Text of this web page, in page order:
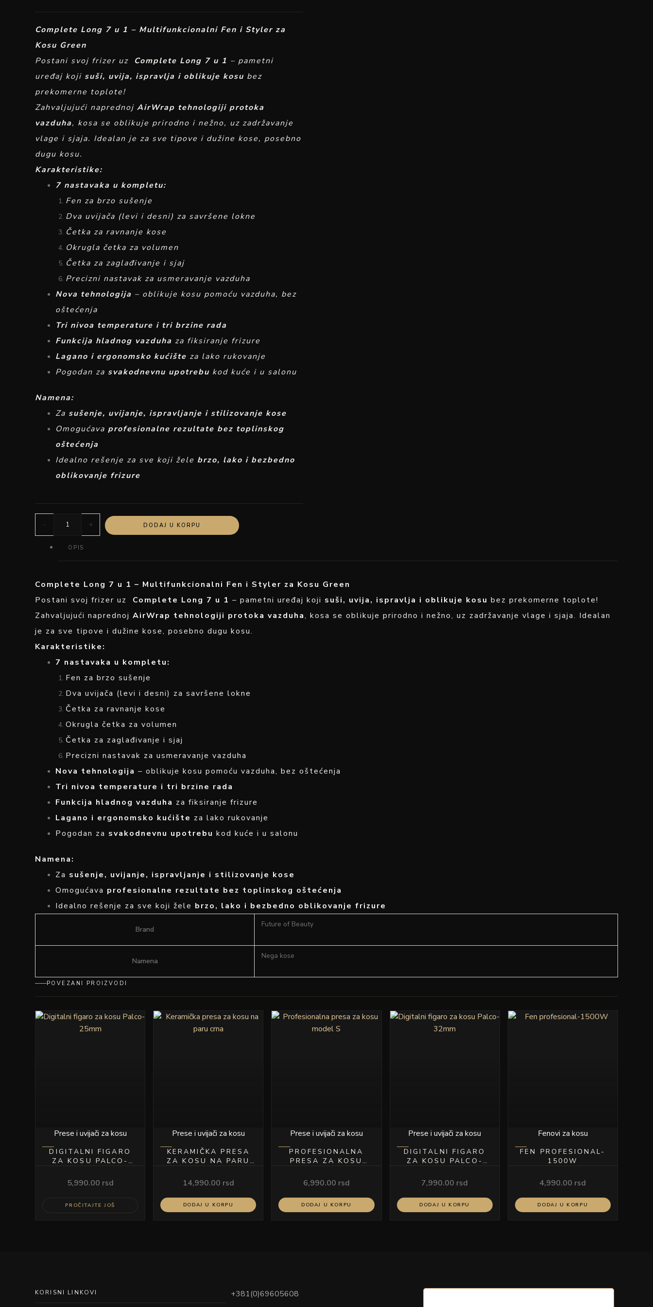
Complete Long 7 u 1 – Multifunkcionalni Fen i Styler za
Kosu Green
Postani svoj frizer uz
Complete Long 7 u 1 – pametni
uređaj koji suši, uvija, ispravlja i oblikuje kosu bez
prekomerne toplote!
Zahvaljujući naprednoj AirWrap tehnologiji protoka
vazduha, kosa se oblikuje prirodno i nežno, uz zadržavanje
vlage i sjaja. Idealan je za sve tipove i dužine kose, posebno
dugu kosu.
Karakteristike:
7 nastavaka u kompletu:
Fen za brzo sušenje
Dva uvijača (levi i desni) za savršene lokne
Četka za ravnanje kose
Okrugla četka za volumen
Četka za zaglađivanje i sjaj
Precizni nastavak za usmeravanje vazduha
Nova tehnologija – oblikuje kosu pomoću vazduha, bez
oštećenja
Tri nivoa temperature i tri brzine rada
Funkcija hladnog vazduha za fiksiranje frizure
Lagano i ergonomsko kućište za lako rukovanje
Pogodan za svakodnevnu upotrebu kod kuće i u salonu
Namena:
Za sušenje, uvijanje, ispravljanje i stilizovanje kose
Omogućava profesionalne rezultate bez toplinskog
oštećenja
Idealno rešenje za sve koji žele brzo, lako i bezbedno
oblikovanje frizure
- + DODAJ U KORPU
OPIS
Complete Long 7 u 1 – Multifunkcionalni Fen i Styler za Kosu Green
Postani svoj frizer uz
Complete Long 7 u 1 – pametni uređaj koji suši, uvija, ispravlja i oblikuje kosu bez prekomerne toplote!
Zahvaljujući naprednoj AirWrap tehnologiji protoka vazduha, kosa se oblikuje prirodno i nežno, uz zadržavanje vlage i sjaja. Idealan
je za sve tipove i dužine kose, posebno dugu kosu.
Karakteristike:
7 nastavaka u kompletu:
Fen za brzo sušenje
Dva uvijača (levi i desni) za savršene lokne
Četka za ravnanje kose
Okrugla četka za volumen
Četka za zaglađivanje i sjaj
Precizni nastavak za usmeravanje vazduha
Nova tehnologija – oblikuje kosu pomoću vazduha, bez oštećenja
Tri nivoa temperature i tri brzine rada
Funkcija hladnog vazduha za fiksiranje frizure
Lagano i ergonomsko kućište za lako rukovanje
Pogodan za svakodnevnu upotrebu kod kuće i u salonu
Namena:
Za sušenje, uvijanje, ispravljanje i stilizovanje kose
Omogućava profesionalne rezultate bez toplinskog oštećenja
Idealno rešenje za sve koji žele brzo, lako i bezbedno oblikovanje frizure
Brand
Future of Beauty
Namena
Nega kose
POVEZANI PROIZVODI
Prese i uvijači za kosu
DIGITALNI FIGARO
ZA KOSU PALCO-
5,990.00 rsd
PROČITAJTE JOŠ
Prese i uvijači za kosu
KERAMIČKA PRESA
ZA KOSU NA PARU
14,990.00 rsd
DODAJ U KORPU
Prese i uvijači za kosu
PROFESIONALNA
PRESA ZA KOSU
6,990.00 rsd
DODAJ U KORPU
Prese i uvijači za kosu
DIGITALNI FIGARO
ZA KOSU PALCO-
7,990.00 rsd
DODAJ U KORPU
Fenovi za kosu
FEN PROFESIONAL-
1500W
4,990.00 rsd
DODAJ U KORPU
KORISNI LINKOVI +381(0)69605608